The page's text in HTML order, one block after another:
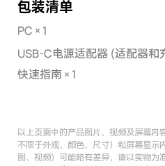
包装清单
PC × 1
USB-C电源适配器 (适配器和
快速指南 × 1
以上页面中的产品图片、视频及屏幕内
不限于外观、颜色、尺寸）和屏幕显示
图、视频）可能略有差异，请以实物为